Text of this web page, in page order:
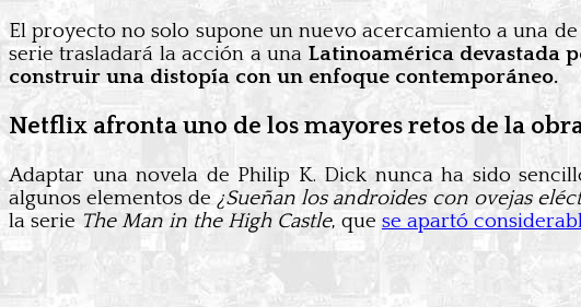
El proyecto no solo supone un nuevo acercamiento a una
serie trasladará la acción a una Latinoamérica devastada
construir una distopía con un enfoque contemporáneo.
Netflix afronta uno de los mayores retos de la
Adaptar una novela de Philip K. Dick nunca ha sido
algunos elementos de ¿Sueñan los androides con ovejas
la serie The Man in the High Castle, que se apartó